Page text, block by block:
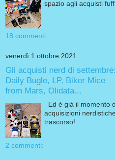
spazio agli acquisti
18 commenti:
venerdì 1 ottobre 2021
Gli acquisti nerd di settembre:
Daily Bugle, LP, Biker Mice
from Mars, Olidata...
Ed è già il momento
acquisizioni
trascorso!
2 commenti: